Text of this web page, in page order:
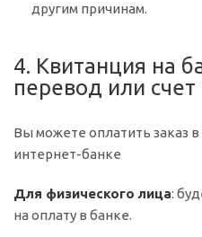
другим причинам.
4. Квитанция на
перевод или счет
Вы можете оплатить заказ
интернет-банке
Для физического лица:
на оплату в банке.